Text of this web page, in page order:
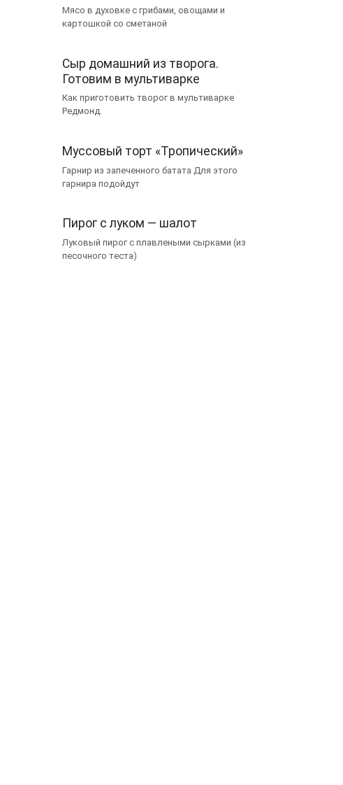
Мясо в духовке с грибами, овощами и
картошкой со сметаной
Сыр домашний из творога.
Готовим в мультиварке
Как приготовить творог в мультиварке
Редмонд.
Муссовый торт «Тропический»
Гарнир из запеченного батата Для этого
гарнира подойдут
Пирог с луком — шалот
Луковый пирог с плавлеными сырками (из
песочного теста)